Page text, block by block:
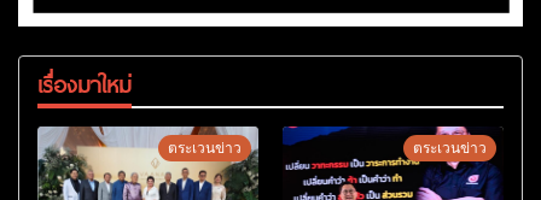
เรื่องมาใหม่
ตระเวนข่าว ตระเวนข่าว